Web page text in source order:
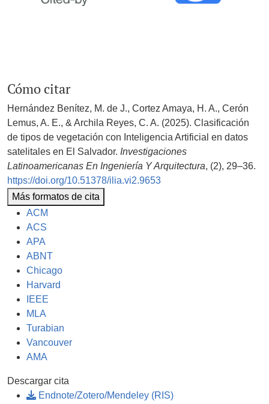
Cómo citar
Hernández Benítez, M. de J., Cortez Amaya, H. A., Cerón
Lemus, A. E., & Archila Reyes, C. A. (2025). Clasificación
de tipos de vegetación con Inteligencia Artificial en datos
satelitales en El Salvador. Investigaciones
Latinoamericanas En Ingeniería Y Arquitectura, (2), 29–36.
https://doi.org/10.51378/ilia.vi2.9653
Más formatos de cita
ACM
ACS
APA
ABNT
Chicago
Harvard
IEEE
MLA
Turabian
Vancouver
AMA
Descargar cita
Endnote/Zotero/Mendeley (RIS)